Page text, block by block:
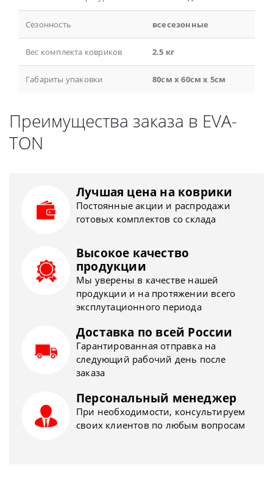
Сезонность всесезонные
Вес комплекта ковриков 2.5 кг
Габариты упаковки 80см x 60см x 5см
Преимущества заказа в EVA-
TON
Лучшая цена на коврики
Постоянные акции и распродажи
готовых комплектов со склада
Высокое качество
продукции
Мы уверены в качестве нашей
продукции и на протяжении всего
эксплутационного периода
Доставка по всей России
Гарантированная отправка на
следующий рабочий день после
заказа
Персональный менеджер
При необходимости, консультируем
своих клиентов по любым вопросам